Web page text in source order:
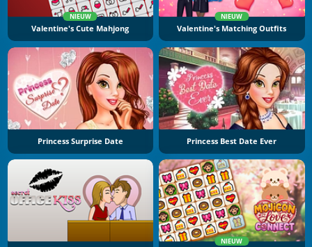
NIEUW
Valentine's Cute Mahjong
NIEUW
Valentine's Matching Outfits
Princess Surprise Date Princess Best Date Ever
NIEUW